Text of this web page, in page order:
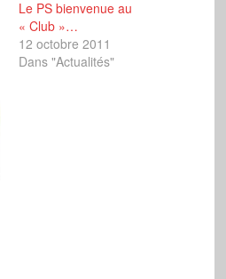
Le PS bienvenue au
« Club »…
12 octobre 2011
Dans "Actualités"